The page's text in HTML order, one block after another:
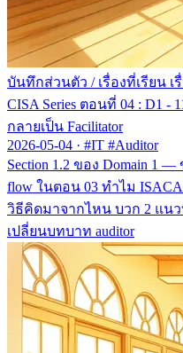
บันทึกส่วนตัว / เรื่องที่เรียน
CISA Series ตอนที่ 04 : D1 -
กลายเป็น Facilitator
2026-05-04 · #IT #Auditor
Section 1.2 ของ Domain 1
flow ในตอน 03 ทำไม
วิธีคิดมาจากไหน บวก 2 แนว
เปลี่ยนบทบาท auditor